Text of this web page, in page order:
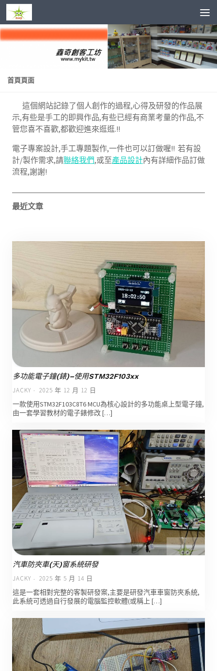
Skip to content
首頁頁面
這個網站記錄了個人創作的過程,心得及研發的作品展
示,有些是手工的即興作品,有些已經有商業考量的作品,不
管您喜不喜歡,都歡迎進來逛逛.!!
電子專案設計,手工專題製作,一件也可以訂做喔!! 若有設
計/製作需求,請聯絡我們,或至產品設計內有詳細作品訂做
流程,謝謝!
最近文章
多功能電子鐘(錶)–使用STM32F103xx
JACKY 2025 年 12 月 12 日
一款使用STM32F103C8T6 MCU為核心設計的多功能桌上型電子鐘,
由一套學習教材的電子錶修改 […]
汽車防夾車(天)窗系統研發
JACKY 2025 年 5 月 14 日
這是一套相對完整的客製研發案,主要是研發汽車車窗防夾系統,
此系統可透過自行發展的電腦監控軟體(或稱上 […]